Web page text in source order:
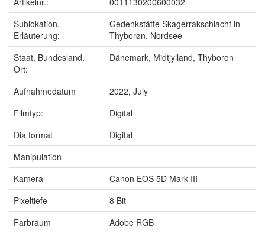
Sublokation,
Erläuterung:
Gedenkstätte Skagerrakschlacht in
Thyborøn, Nordsee
Staat, Bundesland,
Ort:
Dänemark, Midtjylland, Thyboron
Aufnahmedatum
2022, July
Filmtyp:
Digital
Dia format
Digital
Manipulation
-
Kamera
Canon EOS 5D Mark III
Pixeltiefe
8 Bit
Farbraum
Adobe RGB